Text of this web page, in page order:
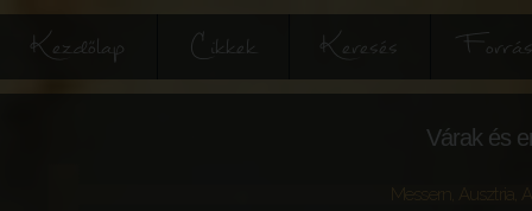
Kezdőlap Cikkek Keresés
Várak és
Ausztria